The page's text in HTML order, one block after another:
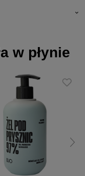
status były obecne w
zmydlenia
składzie
który wprowadzi
wtórują w nim
oraz geranium
wróżem" ma swoje
przed złymi
w płynie